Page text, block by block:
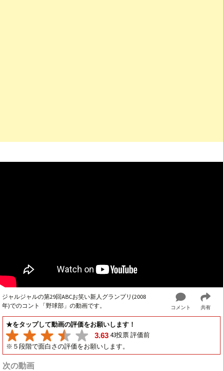
ジャルジャルの第29回ABCお笑い新人グランプリ(2008
年)でのコント「野球部」の動画です。
コメント 共有
★をタップして動画の評価をお願いします！
3.6343投票 評価前
※５段階で面白さの評価をお願いします。
次の動画